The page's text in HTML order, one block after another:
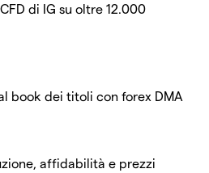
di IG su oltre 12.000
book dei titoli con forex DMA
affidabilità e prezzi